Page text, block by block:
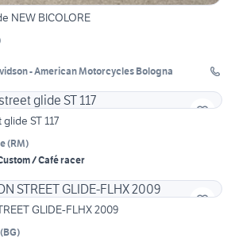
NEW BICOLORE
- American Motorcycles Bologna
ST 117
(RM)
/ Café racer
GLIDE-FLHX 2009
(BG)